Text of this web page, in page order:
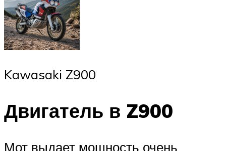
Kawasaki Z900
Двигатель в Z900
Мот выдает мощность очень